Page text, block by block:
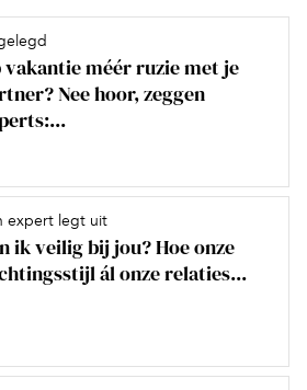
vakantie méér ruzie met je
Nee hoor, zeggen
expert legt uit
ik veilig bij jou? Hoe onze
ál onze relaties...